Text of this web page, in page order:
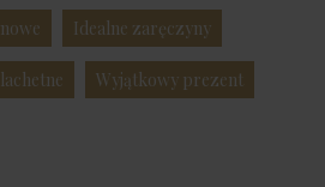
Idealne zaręczyny
Wyjątkowy prezent